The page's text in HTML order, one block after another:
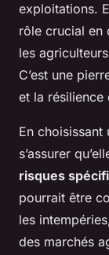
exploitations.
rôle crucial en
les
C’est une
et la résilience
En
s’assurer
risques
pourrait être
les
des marchés